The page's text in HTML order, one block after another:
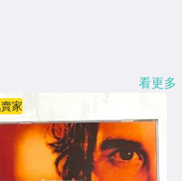
看更多
家